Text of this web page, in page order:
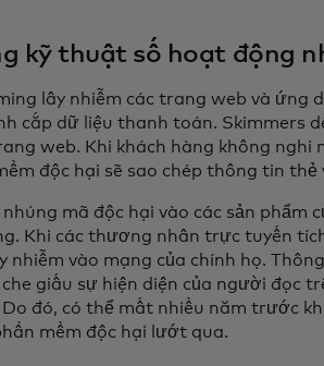
kỹ thuật số hoạt động
lây nhiễm các trang web và ứng
cắp dữ liệu thanh toán. Skimmers
web. Khi khách hàng không nghi
độc hại sẽ sao chép thông tin
mã độc hại vào các sản phẩm
Khi các thương nhân trực tuyến
nhiễm vào mạng của chính họ.
giấu sự hiện diện của người đọc
Do đó, có thể mất nhiều năm trước
mềm độc hại lướt qua.